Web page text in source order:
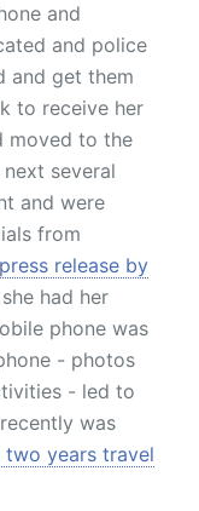
and
and police
and get them
to receive her
moved to the
several
and were
from
press release by
had her
phone was
- photos
- led to
was
years travel